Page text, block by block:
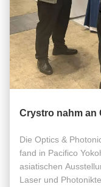
Crystro nahm an
Die Optics &
fand in Pacifico
asiatischen
Laser und